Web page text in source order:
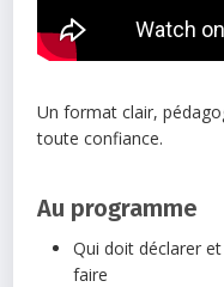
Un format clair,
toute confiance.
Au programme
Qui doit déclarer
faire